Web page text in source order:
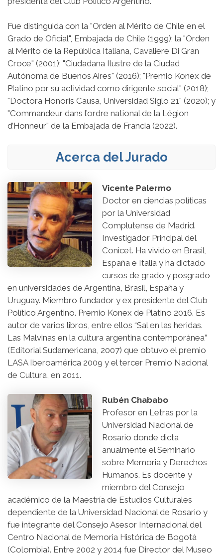
Fue distinguida con la "Orden al Mérito de Chile en el
Grado de Oficial", Embajada de Chile (1999); la "Orden
al Mérito de la República Italiana, Cavaliere Di Gran
Croce" (2001); "Ciudadana Ilustre de la Ciudad
Autónoma de Buenos Aires" (2016); "Premio Konex de
Platino por su actividad como dirigente social" (2018)​;
"Doctora Honoris Causa, Universidad Siglo 21" (2020); y​
"Commandeur dans l’ordre national de la Légion
d’Honneur" de la Embajada de Francia (2022).
Acerca del Jurado
Vicente Palermo
Doctor en ciencias políticas
por la Universidad
Complutense de Madrid.
Investigador Principal del
Conicet. Ha vivido en Brasil,
España e Italia y ha dictado
cursos de grado y posgrado
en universidades de Argentina, Brasil, España y
Uruguay. Miembro fundador y ex presidente del Club
Político Argentino. Premio Konex de Platino 2016. Es
autor de varios libros, entre ellos “Sal en las heridas.
Las Malvinas en la cultura argentina contemporánea”
(Editorial Sudamericana, 2007) que obtuvo el premio
LASA Iberoamérica 2009 y el tercer Premio Nacional
de Cultura, en 2011.
Rubén Chababo
Profesor en Letras por la
Universidad Nacional de
Rosario donde dicta
anualmente el Seminario
sobre Memoria y Derechos
Humanos. Es docente y
miembro del Consejo
académico de la Maestría de Estudios Culturales
dependiente de la Universidad Nacional de Rosario y
fue integrante del Consejo Asesor Internacional del
Centro Nacional de Memoria Histórica de Bogotá
(Colombia). Entre 2002 y 2014 fue Director del Museo